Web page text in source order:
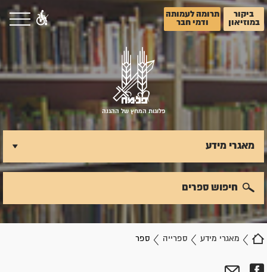
ביקור
במוזיאון
תרומה לעמותה
ודמי חבר
פלוגות המחץ של ההגנה
מאגרי מידע ספרייה ספר
מאגרי מידע
חיפוש ספרים